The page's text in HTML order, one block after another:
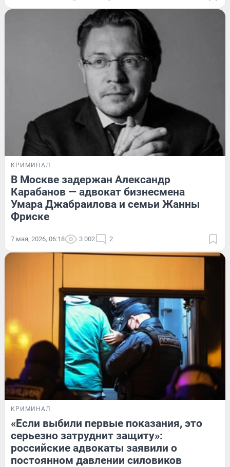
КРИМИНАЛ
В Москве задержан Александр
Карабанов — адвокат бизнесмена
Умара Джабраилова и семьи Жанны
Фриске
7 мая, 2026, 06:18 3 002 2
КРИМИНАЛ
«Если выбили первые показания, это
серьезно затруднит защиту»:
российские адвокаты заявили о
постоянном давлении силовиков